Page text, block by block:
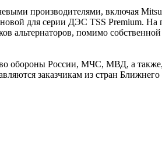
производителями, включая
для серии ДЭС ТSS Premium. На
альтернаторов, помимо
обороны России, МЧС, МВД, а
заказчикам из стран Ближнего